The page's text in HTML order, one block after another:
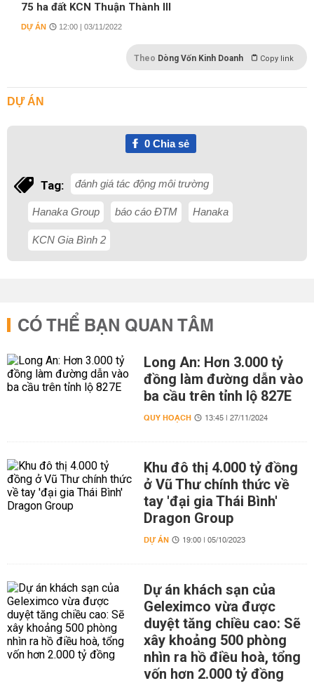
75 ha đất KCN Thuận Thành III
DỰ ÁN 12:00 | 03/11/2022
Theo Dòng Vốn Kinh Doanh Copy link
DỰ ÁN
0Chia sẻ
Tag: đánh giá tác động môi trường
Hanaka Group báo cáo ĐTM Hanaka
KCN Gia Bình 2
CÓ THỂ BẠN QUAN TÂM
Long An: Hơn 3.000 tỷ
đồng làm đường dẫn vào
ba cầu trên tỉnh lộ 827E
QUY HOẠCH 13:45 | 27/11/2024
Khu đô thị 4.000 tỷ đồng
ở Vũ Thư chính thức về
tay 'đại gia Thái Bình'
Dragon Group
DỰ ÁN 19:00 | 05/10/2023
Dự án khách sạn của
Geleximco vừa được
duyệt tăng chiều cao: Sẽ
xây khoảng 500 phòng
nhìn ra hồ điều hoà, tổng
vốn hơn 2.000 tỷ đồng